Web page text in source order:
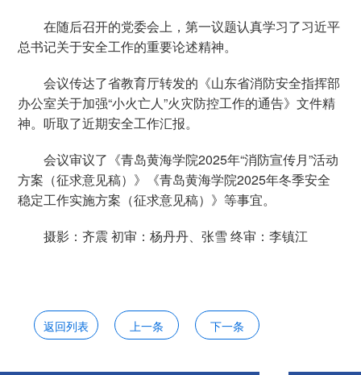
在随后召开的党委会上，第一议题认真学习了习近平
总书记关于安全工作的重要论述精神。
会议传达了省教育厅转发的《山东省消防安全指挥部
办公室关于加强“小火亡人”火灾防控工作的通告》文件精
神。听取了近期安全工作汇报。
会议审议了《青岛黄海学院2025年“消防宣传月”活动
方案（征求意见稿）》《青岛黄海学院2025年冬季安全
稳定工作实施方案（征求意见稿）》等事宜。
摄影：齐震 初审：杨丹丹、张雪 终审：李镇江
返回列表 上一条 下一条